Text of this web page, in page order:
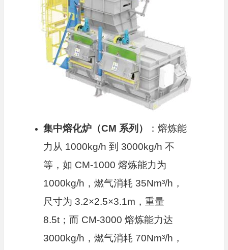
集中熔化炉（CM 系列）
：熔炼能
力从 1000kg/h 到 3000kg/h 不
等，如 CM-1000 熔炼能力为
1000kg/h，燃气消耗 35Nm³/h，
尺寸为 3.2×2.5×3.1m，重量
8.5t；而 CM-3000 熔炼能力达
3000kg/h，燃气消耗 70Nm³/h，